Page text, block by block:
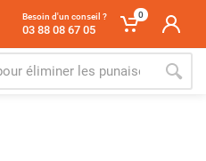
Besoin d'un conseil ?
03 88 08 67 05
0